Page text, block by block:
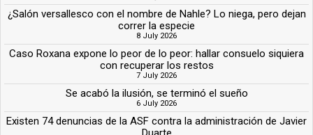
¿Salón versallesco con el nombre de Nahle? Lo niega, pero dejan
correr la especie
8 July 2026
Caso Roxana expone lo peor de lo peor: hallar consuelo siquiera
con recuperar los restos
7 July 2026
Se acabó la ilusión, se terminó el sueño
6 July 2026
Existen 74 denuncias de la ASF contra la administración de Javier